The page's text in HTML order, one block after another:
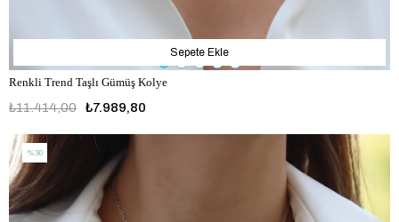
Renkli Trend Taşlı Gümüş Kolye
₺7.989,80
₺11.414,00
Sepete Ekle
%30